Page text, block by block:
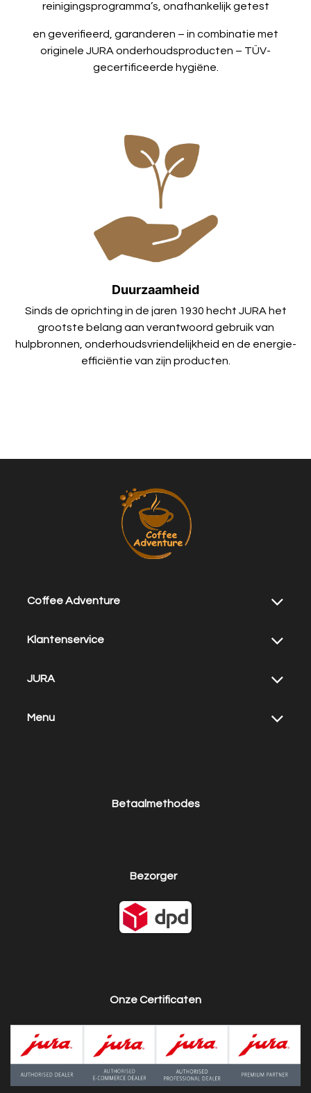
reinigingsprogramma’s, onafhankelijk getest
en geverifieerd, garanderen – in combinatie met
originele JURA onderhoudsproducten – TÜV-
gecertificeerde hygiëne.
Duurzaamheid
Sinds de oprichting in de jaren 1930 hecht JURA het
grootste belang aan verantwoord gebruik van
hulpbronnen, onderhoudsvriendelijkheid en de energie-
efficiëntie van zijn producten.
Coffee Adventure
Klantenservice
JURA
Menu
Onze Certificaten
Betaalmethodes
Bezorger